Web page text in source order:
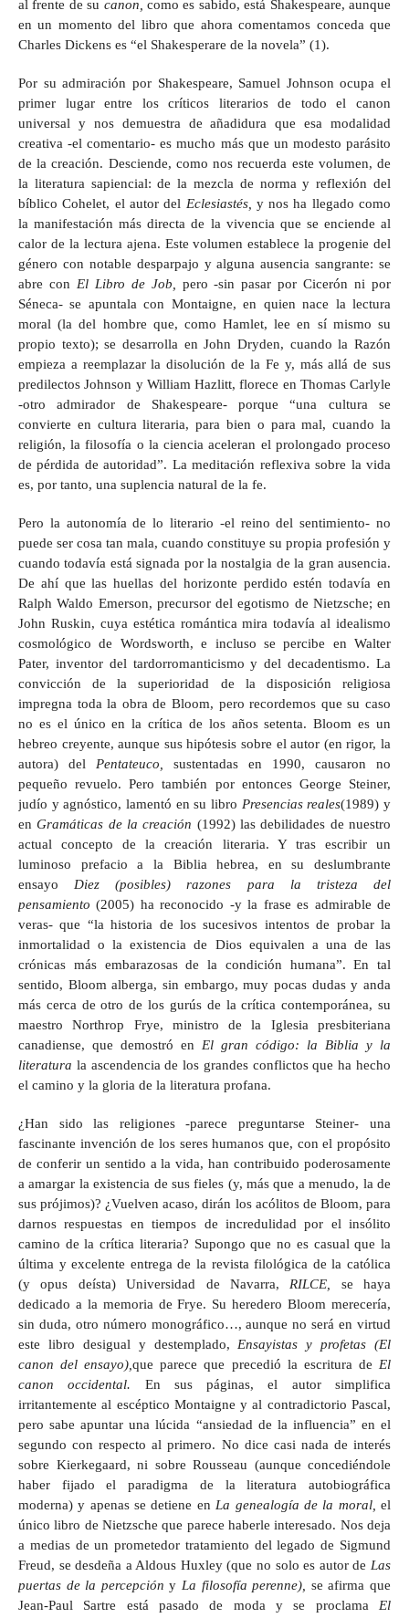
al frente de su canon, como es sabido, está Shakespeare, aunque
en un momento del libro que ahora comentamos conceda que
Charles Dickens es “el Shakesperare de la novela” (1).
Por su admiración por Shakespeare, Samuel Johnson ocupa el
primer lugar entre los críticos literarios de todo el canon
universal y nos demuestra de añadidura que esa modalidad
creativa -el comentario- es mucho más que un modesto parásito
de la creación. Desciende, como nos recuerda este volumen, de
la literatura sapiencial: de la mezcla de norma y reflexión del
bíblico Cohelet, el autor del Eclesiastés, y nos ha llegado como
la manifestación más directa de la vivencia que se enciende al
calor de la lectura ajena. Este volumen establece la progenie del
género con notable desparpajo y alguna ausencia sangrante: se
abre con El Libro de Job, pero -sin pasar por Cicerón ni por
Séneca- se apuntala con Montaigne, en quien nace la lectura
moral (la del hombre que, como Hamlet, lee en sí mismo su
propio texto); se desarrolla en John Dryden, cuando la Razón
empieza a reemplazar la disolución de la Fe y, más allá de sus
predilectos Johnson y William Hazlitt, florece en Thomas Carlyle
-otro admirador de Shakespeare- porque “una cultura se
convierte en cultura literaria, para bien o para mal, cuando la
religión, la filosofía o la ciencia aceleran el prolongado proceso
de pérdida de autoridad”. La meditación reflexiva sobre la vida
es, por tanto, una suplencia natural de la fe.
Pero la autonomía de lo literario -el reino del sentimiento- no
puede ser cosa tan mala, cuando constituye su propia profesión y
cuando todavía está signada por la nostalgia de la gran ausencia.
De ahí que las huellas del horizonte perdido estén todavía en
Ralph Waldo Emerson, precursor del egotismo de Nietzsche; en
John Ruskin, cuya estética romántica mira todavía al idealismo
cosmológico de Wordsworth, e incluso se percibe en Walter
Pater, inventor del tardorromanticismo y del decadentismo. La
convicción de la superioridad de la disposición religiosa
impregna toda la obra de Bloom, pero recordemos que su caso
no es el único en la crítica de los años setenta. Bloom es un
hebreo creyente, aunque sus hipótesis sobre el autor (en rigor, la
autora) del Pentateuco, sustentadas en 1990, causaron no
pequeño revuelo. Pero también por entonces George Steiner,
judío y agnóstico, lamentó en su libro Presencias reales(1989) y
enGramáticas de la creación (1992) las debilidades de nuestro
actual concepto de la creación literaria. Y tras escribir un
luminoso prefacio a la Biblia hebrea, en su deslumbrante
ensayoDiez (posibles) razones para la tristeza del
pensamiento (2005) ha reconocido -y la frase es admirable de
veras- que “la historia de los sucesivos intentos de probar la
inmortalidad o la existencia de Dios equivalen a una de las
crónicas más embarazosas de la condición humana”. En tal
sentido, Bloom alberga, sin embargo, muy pocas dudas y anda
más cerca de otro de los gurús de la crítica contemporánea, su
maestro Northrop Frye, ministro de la Iglesia presbiteriana
canadiense, que demostró en El gran código: la Biblia y la
literatura la ascendencia de los grandes conflictos que ha hecho
el camino y la gloria de la literatura profana.
¿Han sido las religiones -parece preguntarse Steiner- una
fascinante invención de los seres humanos que, con el propósito
de conferir un sentido a la vida, han contribuido poderosamente
a amargar la existencia de sus fieles (y, más que a menudo, la de
sus prójimos)? ¿Vuelven acaso, dirán los acólitos de Bloom, para
darnos respuestas en tiempos de incredulidad por el insólito
camino de la crítica literaria? Supongo que no es casual que la
última y excelente entrega de la revista filológica de la católica
(y opus deísta) Universidad de Navarra,RILCE, se haya
dedicado a la memoria de Frye. Su heredero Bloom merecería,
sin duda, otro número monográfico…, aunque no será en virtud
este libro desigual y destemplado,Ensayistas y profetas (El
canon del ensayo),que parece que precedió la escritura deEl
canon occidental. En sus páginas, el autor simplifica
irritantemente al escéptico Montaigne y al contradictorio Pascal,
pero sabe apuntar una lúcida “ansiedad de la influencia” en el
segundo con respecto al primero. No dice casi nada de interés
sobre Kierkegaard, ni sobre Rousseau (aunque concediéndole
haber fijado el paradigma de la literatura autobiográfica
moderna) y apenas se detiene enLa genealogía de la moral, el
único libro de Nietzsche que parece haberle interesado. Nos deja
a medias de un prometedor tratamiento del legado de Sigmund
Freud, se desdeña a Aldous Huxley (que no solo es autor de Las
puertas de la percepción yLa filosofía perenne), se afirma que
Jean-Paul Sartre está pasado de moda y se proclama El